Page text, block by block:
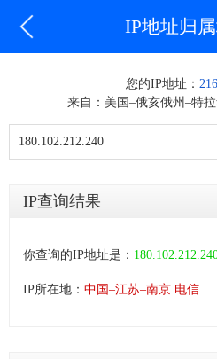
IP地址归
您的IP地址：
来自：美国–俄亥俄州–特
IP查询结果
你查询的IP地址是：
IP所在地： 中国–江苏–南京 电信